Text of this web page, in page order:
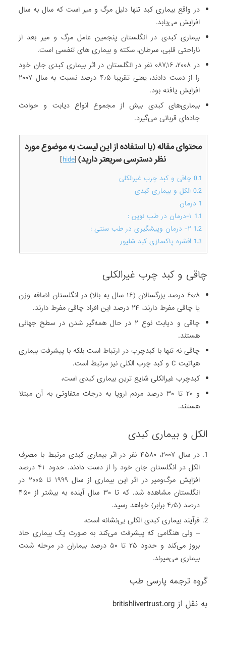
در واقع بیماری کبد تنها دلیل مرگ و میر است که سال به سال
افزایش می‌یابد.
بیماری کبدی در انگلستان پنجمین عامل مرگ و میر بعد از
ناراحتی قلبی، سرطان، سکته و بیماری های تنفسی است.
در ۲۰۰۸، ۰۸۷,۱۶ نفر در انگلستان در اثر بیماری کبدی جان خود
را از دست دادند، یعنی تقریبا ۴٫۵ درصد نسبت به سال ۲۰۰۷
افزایش یافته بود.
بیماری‌های کبدی بیش از مجموع انواع دیابت و حوادث
جاده‌ای قربانی می‌گیرد.
محتوای مقاله (با استفاده از این لیست به موضوع مورد
نظر دسترسی سریعتر دارید)[
hide
]
0.1 چاقی و کبد چرب غیر‌الکلی
0.2 الکل و بیماری کبدی
1 درمان
1.1
1.2
1.3 افشره پاکسازی کبد شلیور
چاقی و کبد چرب غیر‌الکلی
۶۰٫۸ درصد بزرگسالان (۱۶ سال به بالا) در انگلستان اضافه وزن
یا چاقی مفرط دارند، ۲۴ درصد این افراد چاقی مفرط دارند.
چاقی و دیابت نوع ۲ در حال همه‌گیر شدن در سطح جهانی
هستند.
چاقی نه تنها با کبدچرب در ارتباط است بلکه با پیشرفت بیماری
هپاتیت C و کبد چرب الکلی نیز مرتبط است.
کبدچرب غیرالکلی شایع ترین بیماری کبدی است،
و ۲۰ تا ۳۰ درصد مردم اروپا به درجات متفاوتی به آن مبتلا
هستند.
الکل و بیماری کبدی
در سال ۲۰۰۷، ۴۵۸۰ نفر در اثر بیماری کبدی مرتبط با مصرف
الکل در انگلستان جان خود را از دست دادند. حدود ۴۱ درصد
افزایش مرگ‌و‌میر در اثر این بیماری از سال ۱۹۹۹ تا ۲۰۰۵ در
انگلستان مشاهده شد. که تا ۳۰ سال آینده به بیشتر از ۴۵۰
درصد (۴٫۵ برابر) خواهد رسید.
فرآیند بیماری کبدی الکلی بی‌نشانه است،
– ولی هنگامی که پیشرفت می‌کند به صورت یک بیماری حاد
بروز می‌کند و حدود ۲۵ تا ۵۰ درصد بیماران در مرحله شدت
بیماری می‌میرند.
گروه ترجمه پارسی طب
به نقل از britishlivertrust.org